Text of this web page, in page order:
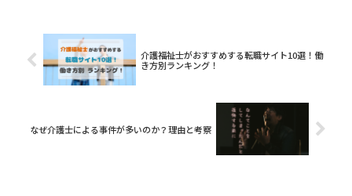
介護福祉士がおすすめする転職サイト10選！働
き方別ランキング！
なぜ介護士による事件が多いのか？理由と考察